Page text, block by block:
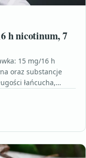
h nicotinum, 7
15 mg/16 h
oraz substancje
łańcucha,